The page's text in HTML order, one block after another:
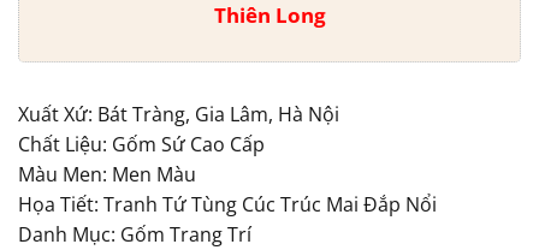
Thiên Long
Xuất Xứ: Bát Tràng, Gia Lâm, Hà Nội
Chất Liệu: Gốm Sứ Cao Cấp
Màu Men: Men Màu
Họa Tiết: Tranh Tứ Tùng Cúc Trúc Mai Đắp Nổi
Danh Mục: Gốm Trang Trí